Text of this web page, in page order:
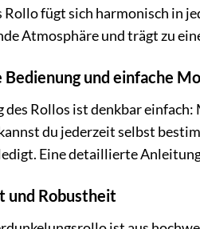
Rollo fügt sich harmonisch in
Atmosphäre und trägt zu
und einfache
des Rollos ist denkbar
du jederzeit selbst
Eine detaillierte
und Robustheit